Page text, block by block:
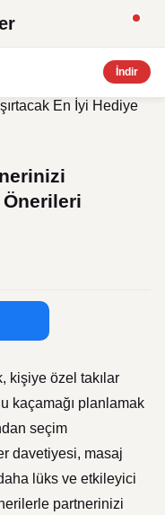
İndir
Önerileri
kişiye özel takılar
kaçamağı planlamak
seçim
davetiyesi, masaj
lüks ve etkileyici
partnerinizi